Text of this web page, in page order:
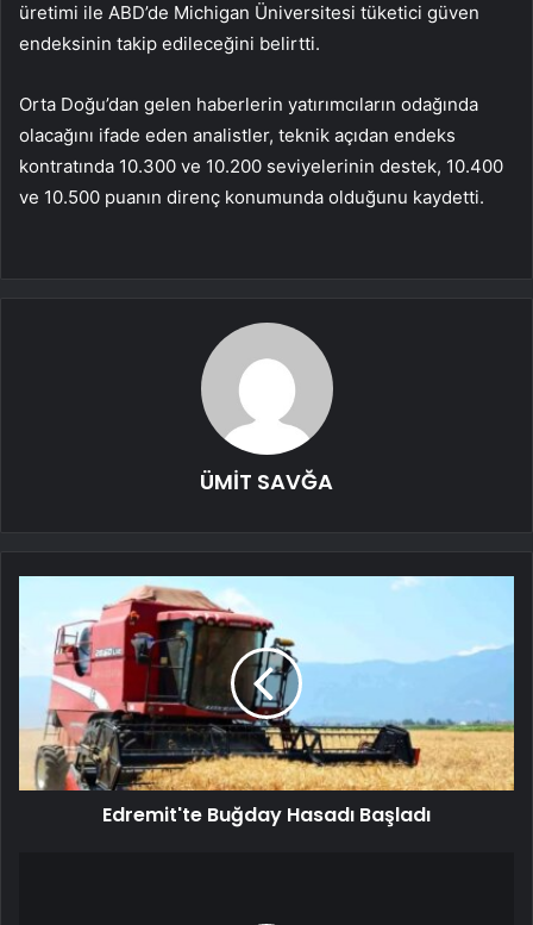
üretimi ile ABD’de Michigan Üniversitesi tüketici güven
endeksinin takip edileceğini belirtti.
Orta Doğu’dan gelen haberlerin yatırımcıların odağında
olacağını ifade eden analistler, teknik açıdan endeks
kontratında 10.300 ve 10.200 seviyelerinin destek, 10.400
ve 10.500 puanın direnç konumunda olduğunu kaydetti.
ÜMİT SAVĞA
Edremit'te Buğday Hasadı Başladı